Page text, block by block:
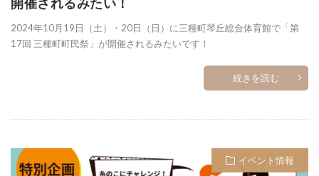
2024年10月19日（土）・20日（日）に三種町琴丘総合体育館で「第
17回 三種町町民祭」が開催されるみたいです！
続きを読む
イベント情報